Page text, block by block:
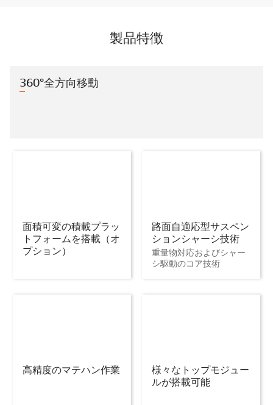
製品特徴
360°全方向移動
面積可変の積載プラッ
トフォームを搭載（オ
プション）
路面自適応型サスペン
ションシャーシ技術
重量物対応およびシャー
シ駆動のコア技術
高精度のマテハン作業
様々なトップモジュー
ルが搭載可能